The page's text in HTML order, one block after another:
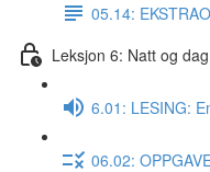
05.14:
Leksjon 6: Natt og
6.01: LESING:
06.02: